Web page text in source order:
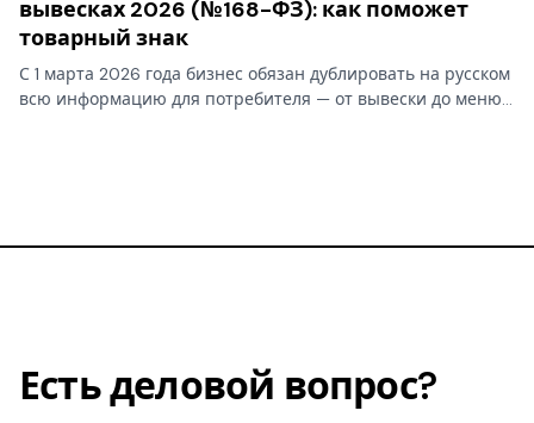
вывесках 2026 (№168-ФЗ): как поможет
товарный знак
С 1 марта 2026 года бизнес обязан дублировать на русском
всю информацию для потребителя — от вывески до меню.
Есть деловой вопрос?